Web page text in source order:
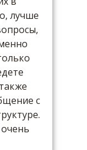
лучше
с